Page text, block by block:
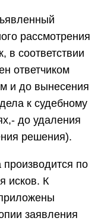
рассмотрения
в соответствии
ответчиком
и до вынесения
к судебному
до удаления
решения).
по
исков. К
заявления